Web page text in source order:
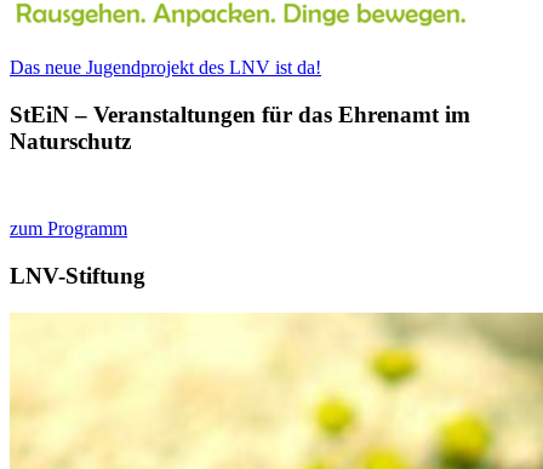
Das neue Jugendprojekt des LNV ist da!
StEiN – Veranstaltungen für das Ehrenamt im
Naturschutz
zum Programm
LNV-Stiftung